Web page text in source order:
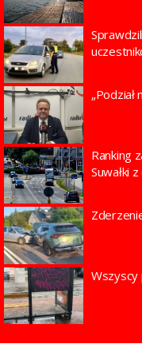
„Podział
Ranking
Suwałki
Wszyscy